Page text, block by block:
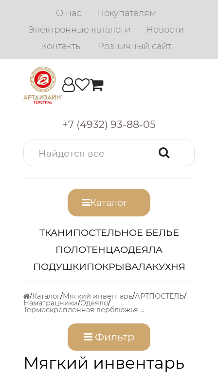
О нас
Покупателям
Электронные каталоги
Новости
Контакты
Розничный сайт
+7 (4932) 93-88-05
Каталог
ТКАНИПОСТЕЛЬНОЕ БЕЛЬЕ
ПОЛОТЕНЦАОДЕЯЛА
ПОДУШКИПОКРЫВАЛАКУХНЯ
Каталог Мягкий инвентарь АРТПОСТЕЛЬ
Наматрацники Одеяло
Термоскрепленная верблюжья шерсть
Фильтр
Мягкий инвентарь